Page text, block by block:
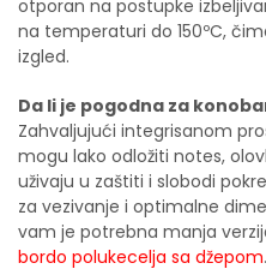
otporan na postupke
na temperaturi do 150ºC,
izgled.
Da li je pogodna za
Zahvaljujući integrisanom
mogu lako odložiti notes,
uživaju u zaštiti i slobodi
za vezivanje i optimalne
vam je potrebna manja
bordo polukecelja sa džepom.